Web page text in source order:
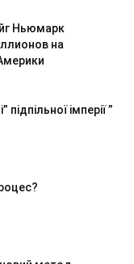
Ньюмарк
на
імперії ”